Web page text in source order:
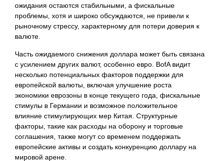
ожидания остаются стабильными, а фискальные
проблемы, хотя и широко обсуждаются, не привели к
рыночному стрессу, характерному для потери доверия к
валюте.
Часть ожидаемого снижения доллара может быть связана
с усилением других валют, особенно евро. BofA видит
несколько потенциальных факторов поддержки для
европейской валюты, включая улучшение роста
экономики еврозоны в конце текущего года, фискальные
стимулы в Германии и возможное положительное
влияние стимулирующих мер Китая. Структурные
факторы, такие как расходы на оборону и торговые
соглашения, также могут со временем поддержать
европейские активы и создать конкуренцию доллару на
мировой арене.